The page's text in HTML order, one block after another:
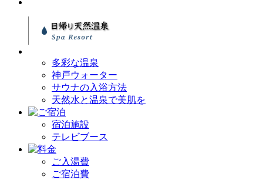
多彩な温泉
神戸ウォーター
サウナの入浴方法
天然水と温泉で美肌を
宿泊施設
テレビブース
ご入湯費
ご宿泊費